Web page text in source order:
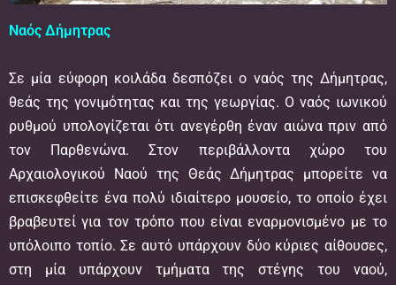
Ναός Δήμητρας
Σε μία εύφορη κοιλάδα δεσπόζει ο ναός της Δήμητρας,
θεάς της γονιμότητας και της γεωργίας. Ο ναός ιωνικού
ρυθμού υπολογίζεται ότι ανεγέρθη έναν αιώνα πριν από
τον Παρθενώνα. Στον περιβάλλοντα χώρο του
Αρχαιολογικού Ναού της Θεάς Δήμητρας μπορείτε να
επισκεφθείτε ένα πολύ ιδιαίτερο μουσείο, το οποίο έχει
βραβευτεί για τον τρόπο που είναι εναρμονισμένο με το
υπόλοιπο τοπίο. Σε αυτό υπάρχουν δύο κύριες αίθουσες,
στη μία υπάρχουν τμήματα της στέγης του ναού,